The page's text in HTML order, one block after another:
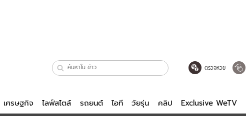
ตรวจหวย
เศรษฐกิจ ไลฟ์สไตล์ รถยนต์ ไอที วัยรุ่น คลิป Exclusive WeTV